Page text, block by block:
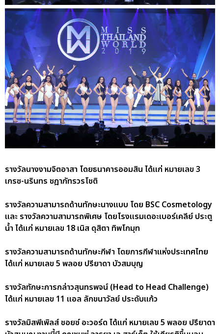
รางวัลนางงามจิตอาสา โดยธนาคารออมสิน ได้แก่ หมายเลข 3
เกรซ-นรินทร ชฎาภัทรวรโชติ
รางวัลความสามารถด้านทักษะนางแบบ โดย BSC Cosmetology
และ รางวัลความสามารถพิเศษ โดยโรงแรมเดอะเบอร์เคลีย์ ประตู
น้ำ ได้แก่ หมายเลข 18 เนิส ดุสิตา ทิพโกมุท
รางวัลความสามารถด้านทักษะกีฬา โดยการกีฬาแห่งประเทศไทย
ได้แก่ หมายเลข 5 พลอย ปรียาดา บัวสมบุญ
รางวัลทักษะการกล่าวสุนทรพจน์ (Head to Head Challenge)
ได้แก่ หมายเลข 11 แอล ลักขนาวัลย์ ประดับแก้ว
รางวัลมิสพีเพิลส์ ชอยซ์ อะวอร์ด ได้แก่ หมายเลข 5 พลอย ปรียาดา